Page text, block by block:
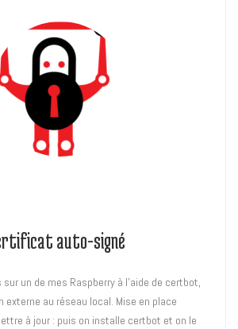
auto-signé
un de mes Raspberry à l’aide de certbot,
externe au réseau local. Mise en place
à jour : puis on installe certbot et on le